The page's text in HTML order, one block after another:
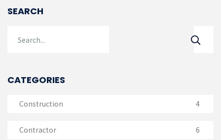
SEARCH
CATEGORIES
Construction 4
Contractor 6